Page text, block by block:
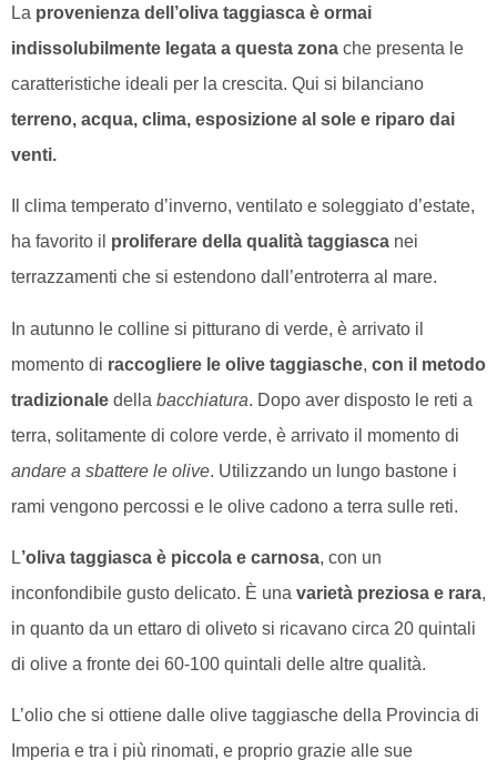
La provenienza dell’oliva taggiasca è ormai
indissolubilmente legata a questa zona che presenta le
caratteristiche ideali per la crescita. Qui si bilanciano
terreno, acqua, clima, esposizione al sole e riparo dai
venti.
Il clima temperato d’inverno, ventilato e soleggiato d’estate,
ha favorito il proliferare della qualità taggiasca nei
terrazzamenti che si estendono dall’entroterra al mare.
In autunno le colline si pitturano di verde, è arrivato il
momento di raccogliere le olive taggiasche, con il metodo
tradizionale della bacchiatura. Dopo aver disposto le reti a
terra, solitamente di colore verde, è arrivato il momento di
andare a sbattere le olive. Utilizzando un lungo bastone i
rami vengono percossi e le olive cadono a terra sulle reti.
L’oliva taggiasca è piccola e carnosa, con un
inconfondibile gusto delicato. È una varietà preziosa e rara,
in quanto da un ettaro di oliveto si ricavano circa 20 quintali
di olive a fronte dei 60-100 quintali delle altre qualità.
L’olio che si ottiene dalle olive taggiasche della Provincia di
Imperia e tra i più rinomati, e proprio grazie alle sue